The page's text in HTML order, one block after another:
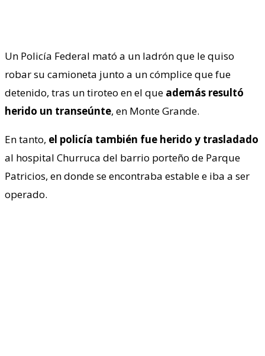
Un Policía Federal mató a un ladrón que le quiso
robar su camioneta junto a un cómplice que fue
detenido, tras un tiroteo en el que además resultó
herido un transeúnte, en Monte Grande.
En tanto, el policía también fue herido y trasladado
al hospital Churruca del barrio porteño de Parque
Patricios, en donde se encontraba estable e iba a ser
operado.